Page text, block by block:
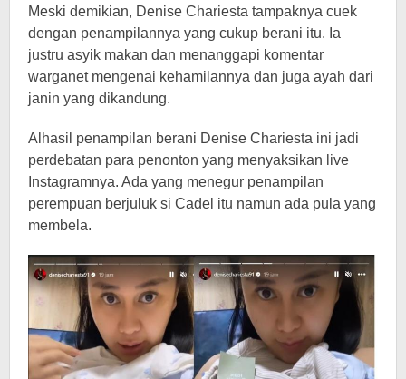
Meski demikian, Denise Chariesta tampaknya cuek
dengan penampilannya yang cukup berani itu. Ia
justru asyik makan dan menanggapi komentar
warganet mengenai kehamilannya dan juga ayah dari
janin yang dikandung.
Alhasil penampilan berani Denise Chariesta ini jadi
perdebatan para penonton yang menyaksikan live
Instagramnya. Ada yang menegur penampilan
perempuan berjuluk si Cadel itu namun ada pula yang
membela.